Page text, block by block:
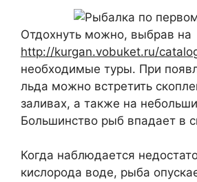
Отдохнуть можно, выбрав на
http://kurgan.vobuket.ru/
необходимые туры. При
льда можно встретить
заливах, а также на
Большинство рыб впадает в
Когда наблюдается
кислорода воде, рыба